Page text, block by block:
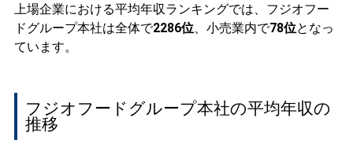
上場企業における平均年収ランキングでは、フジオフー
ドグループ本社は全体で2286位、小売業内で78位となっ
ています。
フジオフードグループ本社の平均年収の
推移